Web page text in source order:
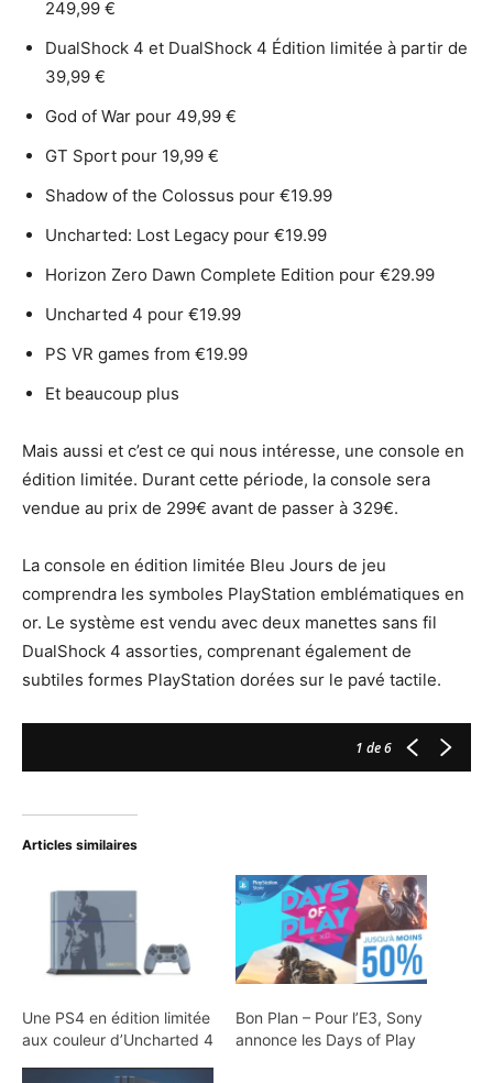
249,99 €
DualShock 4 et DualShock 4 Édition limitée à partir de
39,99 €
God of War pour 49,99 €
GT Sport pour 19,99 €
Shadow of the Colossus pour €19.99
Uncharted: Lost Legacy pour €19.99
Horizon Zero Dawn Complete Edition pour €29.99
Uncharted 4 pour €19.99
PS VR games from €19.99
Et beaucoup plus
Mais aussi et c’est ce qui nous intéresse, une console en
édition limitée. Durant cette période, la console sera
vendue au prix de 299€ avant de passer à 329€.
La console en édition limitée Bleu Jours de jeu
comprendra les symboles PlayStation emblématiques en
or. Le système est vendu avec deux manettes sans fil
DualShock 4 assorties, comprenant également de
subtiles formes PlayStation dorées sur le pavé tactile.
1 de 6
Articles similaires
Une PS4 en édition limitée
aux couleur d’Uncharted 4
Bon Plan – Pour l’E3, Sony
annonce les Days of Play